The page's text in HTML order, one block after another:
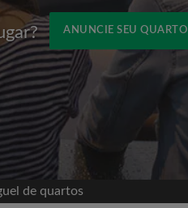
ANUNCIE SEU QUARTO
Nome
de quartos